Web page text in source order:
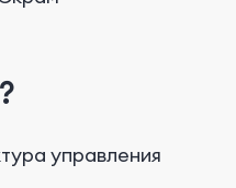
управления